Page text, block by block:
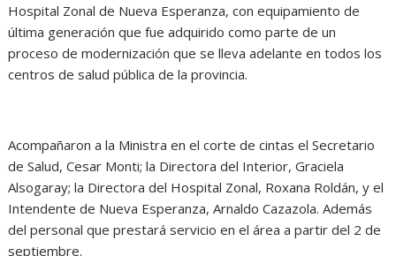
Hospital Zonal de Nueva Esperanza, con equipamiento de
última generación que fue adquirido como parte de un
proceso de modernización que se lleva adelante en todos los
centros de salud pública de la provincia.
Acompañaron a la Ministra en el corte de cintas el Secretario
de Salud, Cesar Monti; la Directora del Interior, Graciela
Alsogaray; la Directora del Hospital Zonal, Roxana Roldán, y el
Intendente de Nueva Esperanza, Arnaldo Cazazola. Además
del personal que prestará servicio en el área a partir del 2 de
septiembre.